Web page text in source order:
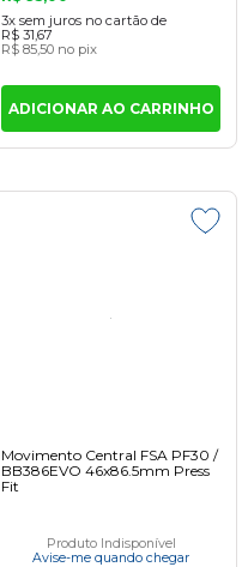
3x sem juros no cartão de
R$ 31,67
R$ 85,50 no pix
ADICIONAR AO CARRINHO
Movimento Central FSA PF30 /
BB386EVO 46x86.5mm Press
Fit
Produto Indisponível
Avise-me quando chegar